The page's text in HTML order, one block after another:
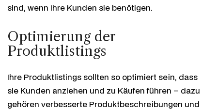
sind, wenn Ihre Kunden sie benötigen.
Optimierung der
Produktlistings
Ihre Produktlistings sollten so optimiert sein, dass
sie Kunden anziehen und zu Käufen führen – dazu
gehören verbesserte Produktbeschreibungen und